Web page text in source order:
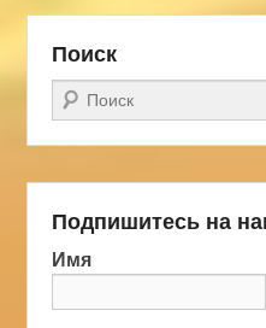
Поиск
Поиск
Подпишитесь на
Имя